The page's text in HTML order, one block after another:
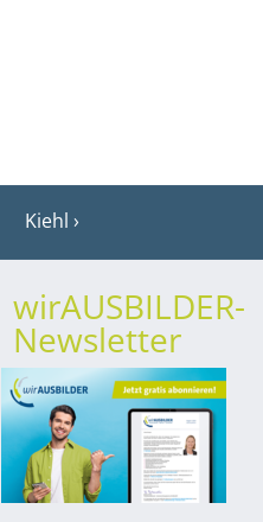
Kiehl
wirAUSBILDER-
Newsletter